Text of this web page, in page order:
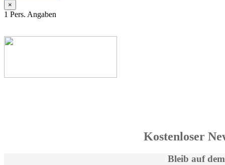
×
1 Pers. Angaben
Kostenloser
Bleib auf